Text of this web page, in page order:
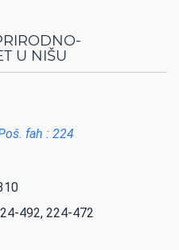
U NIŠU
fah : 224
492, 224-472